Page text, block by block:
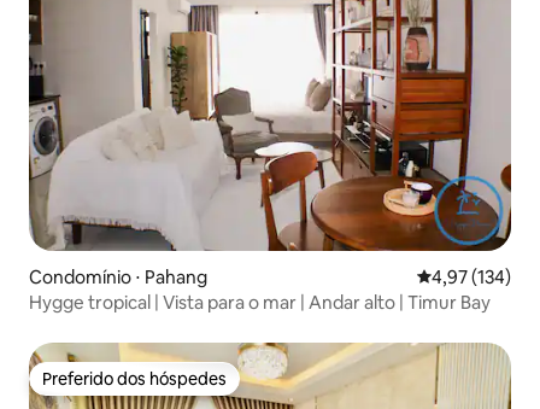
Condomínio ⋅ Pahang 4,97 de uma
4,97 (134)
Hygge tropical | Vista para o mar | Andar alto | Timur Bay
Preferido dos hóspedes
Preferido dos hóspedes